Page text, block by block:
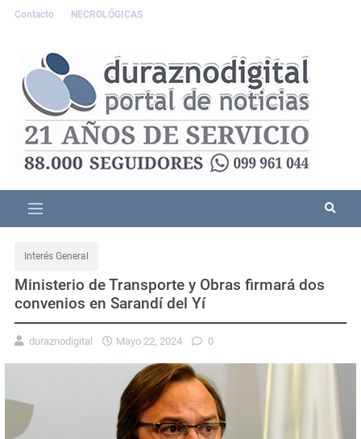
Contacto NECROLÓGICAS
Interés General
Ministerio de Transporte y Obras firmará dos
convenios en Sarandí del Yí
duraznodigital Mayo 22, 2024 0